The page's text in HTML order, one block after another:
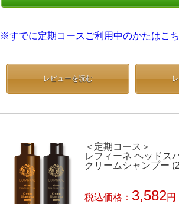
※すでに定期コースご利用中のかたはこ
レビューを読む
＜定期コース＞
レフィーネ ヘッドス
クリームシャンプー
税込価格： 3,582